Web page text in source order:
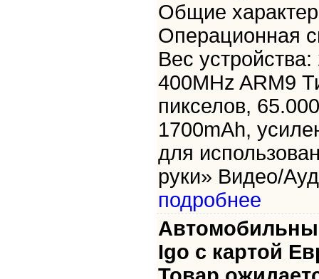
Общие
Операционная
Вес
400MHz ARM9
пикселов,
1700mAh,
для
руки» Видео/
подробнее
Igo с картой